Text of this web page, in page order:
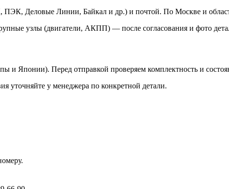
Деловые Линии, Байкал и др.) и почтой. По Москве и
узлы (двигатели, АКПП) — после согласования и фото
и Японии). Перед отправкой проверяем комплектность и
уточняйте у менеджера по конкретной детали.